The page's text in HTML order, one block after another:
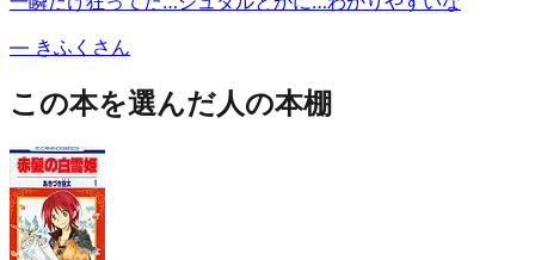
— きふくさん
この本を選んだ人の本棚